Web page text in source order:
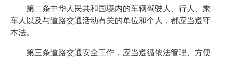
第二条中华人民共和国境内的车辆驾驶人、行人、乘
车人以及与道路交通活动有关的单位和个人，都应当遵守
本法。
第三条道路交通安全工作，应当遵循依法管理、方便